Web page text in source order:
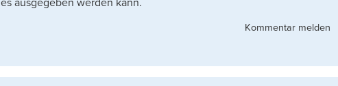
Kommentar melden